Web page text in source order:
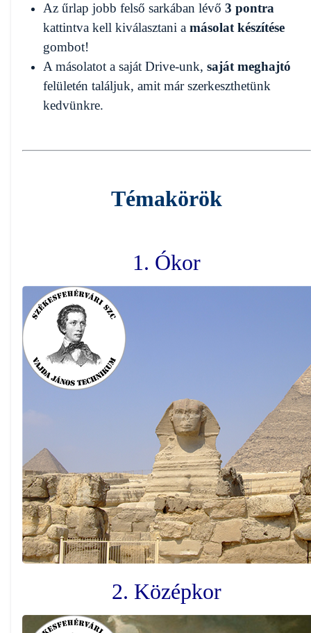
Az űrlap jobb felső sarkában lévő 3 pontra
kattintva kell kiválasztani a másolat készítése
gombot!
A másolatot a saját Drive-unk, saját meghajtó
felületén találjuk, amit már szerkeszthetünk
kedvünkre.
Témakörök
1. Ókor
2. Középkor